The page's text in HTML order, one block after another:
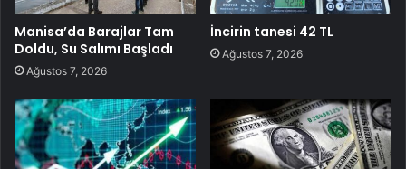
Manisa’da Barajlar Tam
Doldu, Su Salımı Başladı
Ağustos 7, 2026
İncirin tanesi 42 TL
Ağustos 7, 2026